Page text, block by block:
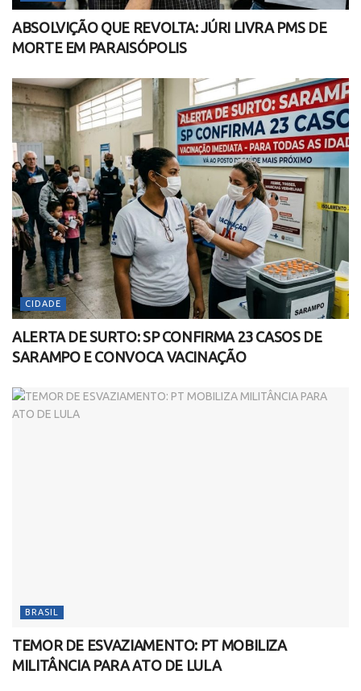
ABSOLVIÇÃO QUE REVOLTA: JÚRI LIVRA PMS DE
MORTE EM PARAISÓPOLIS
CIDADE
ALERTA DE SURTO: SP CONFIRMA 23 CASOS DE
SARAMPO E CONVOCA VACINAÇÃO
BRASIL
TEMOR DE ESVAZIAMENTO: PT MOBILIZA
MILITÂNCIA PARA ATO DE LULA